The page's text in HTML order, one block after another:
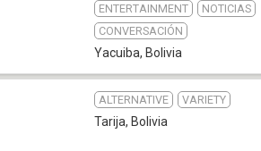
ENTERTAINMENT
NOTICIAS
CONVERSACIÓN
Yacuiba, Bolivia
ALTERNATIVE VARIETY
Tarija, Bolivia